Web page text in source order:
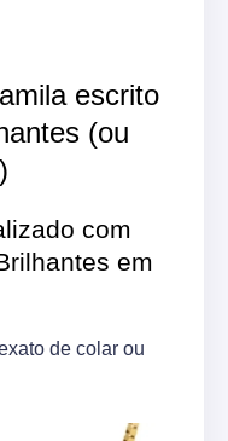
escrito
(ou
com
em
de colar ou